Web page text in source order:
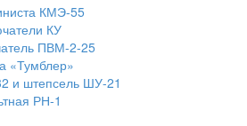
КМЭ-55
КУ
ПВМ-2-25
«Тумблер»
и штепсель ШУ-21
РН-1